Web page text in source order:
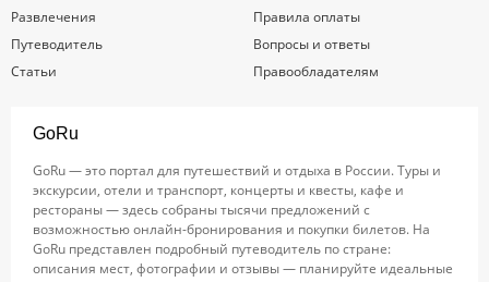
Развлечения
Путеводитель
Статьи
Правила оплаты
Вопросы и ответы
Правообладателям
GoRu
GoRu — это портал для путешествий и отдыха в России. Туры и
экскурсии, отели и транспорт, концерты и квесты, кафе и
рестораны — здесь собраны тысячи предложений с
возможностью онлайн-бронирования и покупки билетов. На
GoRu представлен подробный путеводитель по стране:
описания мест, фотографии и отзывы — планируйте идеальные